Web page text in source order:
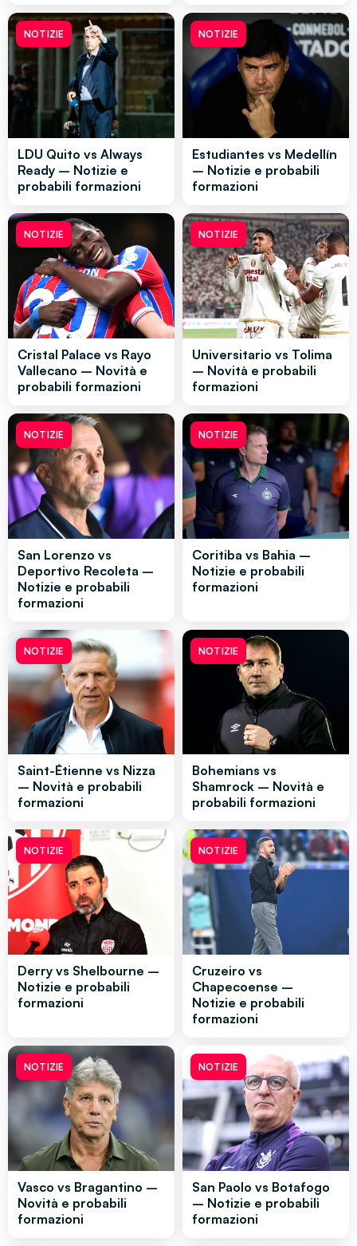
NOTIZIE
LDU Quito vs Always
Ready – Notizie e
probabili formazioni
NOTIZIE
Estudiantes vs Medellín
– Notizie e probabili
formazioni
NOTIZIE
Cristal Palace vs Rayo
Vallecano – Novità e
probabili formazioni
NOTIZIE
Universitario vs Tolima
– Novità e probabili
formazioni
NOTIZIE
San Lorenzo vs
Deportivo Recoleta –
Notizie e probabili
formazioni
NOTIZIE
Coritiba vs Bahia –
Notizie e probabili
formazioni
NOTIZIE
Saint-Étienne vs Nizza
– Novità e probabili
formazioni
NOTIZIE
Bohemians vs
Shamrock – Novità e
probabili formazioni
NOTIZIE
Derry vs Shelbourne –
Notizie e probabili
formazioni
NOTIZIE
Cruzeiro vs
Chapecoense –
Notizie e probabili
formazioni
NOTIZIE
Vasco vs Bragantino –
Novità e probabili
formazioni
NOTIZIE
San Paolo vs Botafogo
– Notizie e probabili
formazioni